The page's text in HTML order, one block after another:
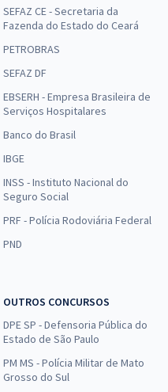
SEFAZ CE - Secretaria da
Fazenda do Estado do Ceará
PETROBRAS
SEFAZ DF
EBSERH - Empresa Brasileira de
Serviços Hospitalares
Banco do Brasil
IBGE
INSS - Instituto Nacional do
Seguro Social
PRF - Polícia Rodoviária Federal
PND
OUTROS CONCURSOS
DPE SP - Defensoria Pública do
Estado de São Paulo
PM MS - Polícia Militar de Mato
Grosso do Sul